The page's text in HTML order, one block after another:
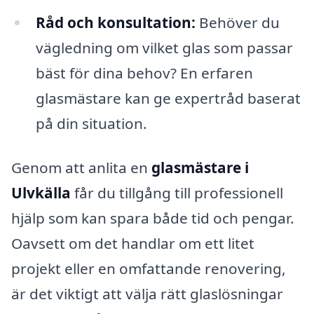
Råd och konsultation: Behöver du
vägledning om vilket glas som passar
bäst för dina behov? En erfaren
glasmästare kan ge expertråd baserat
på din situation.
Genom att anlita en glasmästare i
Ulvkälla får du tillgång till professionell
hjälp som kan spara både tid och pengar.
Oavsett om det handlar om ett litet
projekt eller en omfattande renovering,
är det viktigt att välja rätt glaslösningar